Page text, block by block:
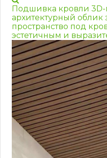
Подшивка кровли
архитектурный облик
пространство под
эстетичным и